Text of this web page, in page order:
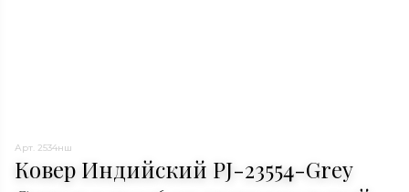
Арт. 2534нш
Ковер Индийский PJ-23554-Grey